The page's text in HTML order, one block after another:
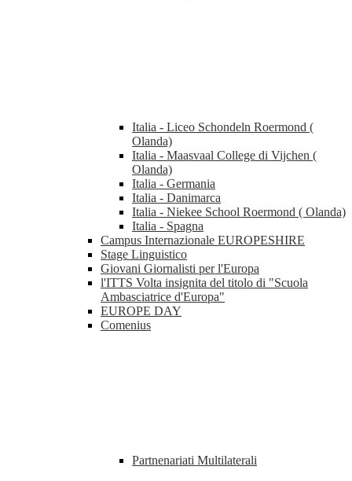
Italia - Liceo Schondeln Roermond (
Olanda)
Italia - Maasvaal College di Vijchen (
Olanda)
Italia - Germania
Italia - Danimarca
Italia - Niekee School Roermond ( Olanda)
Italia - Spagna
Campus Internazionale EUROPESHIRE
Stage Linguistico
Giovani Giornalisti per l'Europa
l'ITTS Volta insignita del titolo di "Scuola
Ambasciatrice d'Europa"
EUROPE DAY
Comenius
Partnenariati Multilaterali